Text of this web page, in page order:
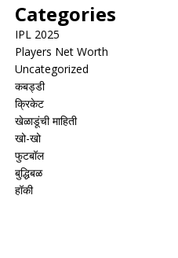
Categories
IPL 2025
Players Net Worth
Uncategorized
कबड्डी
क्रिकेट
खेळाडूंची माहिती
खो-खो
फुटबॉल
बुद्धिबळ
हॉकी